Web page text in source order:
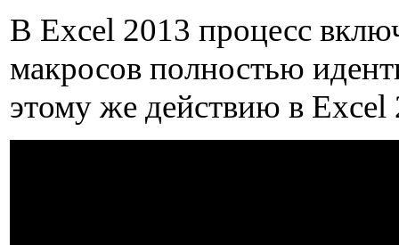
В Excel 2013 процесс
макросов полностью
этому же действию в Excel